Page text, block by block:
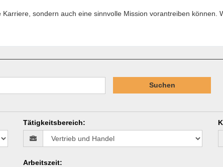
sondern auch eine sinnvolle Mission vorantreiben können.
Suchen
Tätigkeitsbereich:
Arbeitszeit: